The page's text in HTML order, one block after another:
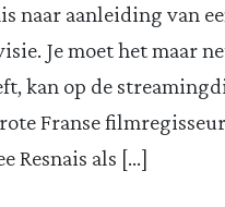
naar aanleiding van
Je moet het maar
kan op de
Franse
Resnais als […]